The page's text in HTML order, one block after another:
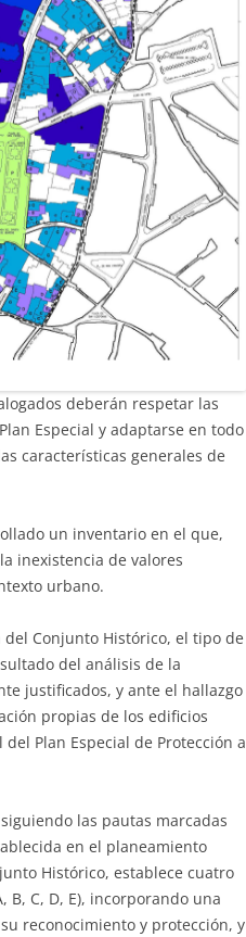
deberán respetar las
Especial y adaptarse en todo
características generales de
un inventario en el que,
inexistencia de valores
urbano.
Conjunto Histórico, el tipo de
del análisis de la
justificados, y ante el hallazgo
propias de los edificios
Plan Especial de Protección a
las pautas marcadas
en el planeamiento
Histórico, establece cuatro
C, D, E), incorporando una
reconocimiento y protección, y